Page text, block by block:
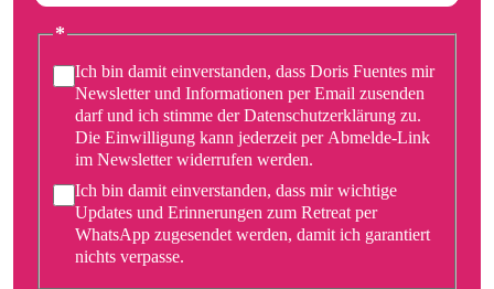
Deine Vorname E-Mail-Adresse
*
Ich bin damit einverstanden, dass Doris Fuentes mir
Newsletter und Informationen per Email zusenden
darf und ich stimme der Datenschutzerklärung zu.
Die Einwilligung kann jederzeit per Abmelde-Link
im Newsletter widerrufen werden.
Ich bin damit einverstanden, dass mir wichtige
Updates und Erinnerungen zum Retreat per
WhatsApp zugesendet werden, damit ich garantiert
nichts verpasse.